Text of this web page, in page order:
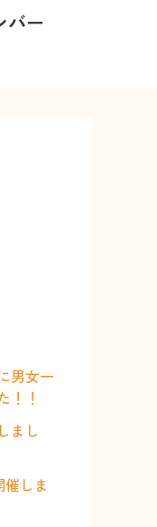
バー
男女一
！！
まし
しま